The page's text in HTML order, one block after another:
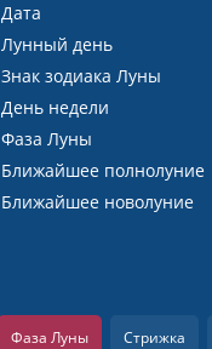
Дата
Лунный день
Знак зодиака Луны
День недели
Фаза Луны
Ближайшее полнолуние
Ближайшее новолуние
Фаза Луны Стрижка